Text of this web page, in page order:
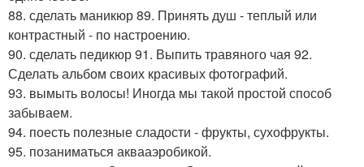
88. сделать маникюр 89. Принять душ - теплый или
контрастный - по настроению.
90. сделать педикюр 91. Выпить травяного чая 92.
Сделать альбом своих красивых фотографий.
93. вымыть волосы! Иногда мы такой простой способ
забываем.
94. поесть полезные сладости - фрукты, сухофрукты.
95. позаниматься аквааэробикой.